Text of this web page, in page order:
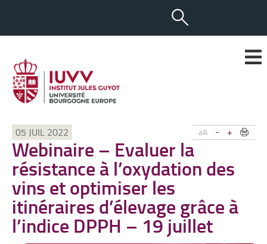
aA - +
05 JUIL 2022
Webinaire – Evaluer la
résistance à l’oxydation des
vins et optimiser les
itinéraires d’élevage grâce à
l’indice DPPH – 19 juillet